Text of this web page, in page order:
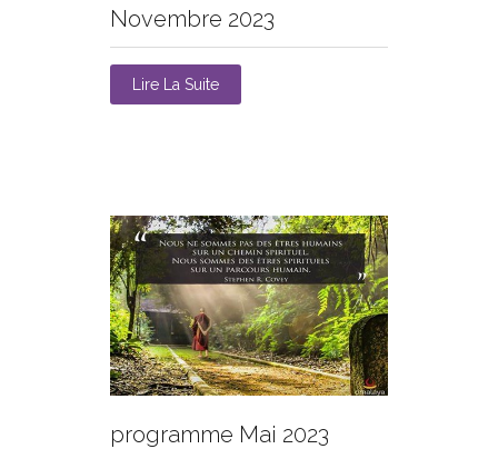
Novembre 2023
Lire La Suite
programme Mai 2023